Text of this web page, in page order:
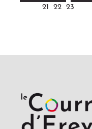
21
22 23